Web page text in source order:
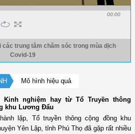
00:00
các trung tâm chăm sóc trong mùa dịch
Covid-19
Mô hình hiệu quả
Kinh nghiệm hay từ Tổ Truyền thông
khu Lương Đẩu
lập, Tổ truyền thông cộng đồng khu
Yên Lập, tỉnh Phú Thọ đã gặp rất nhiều